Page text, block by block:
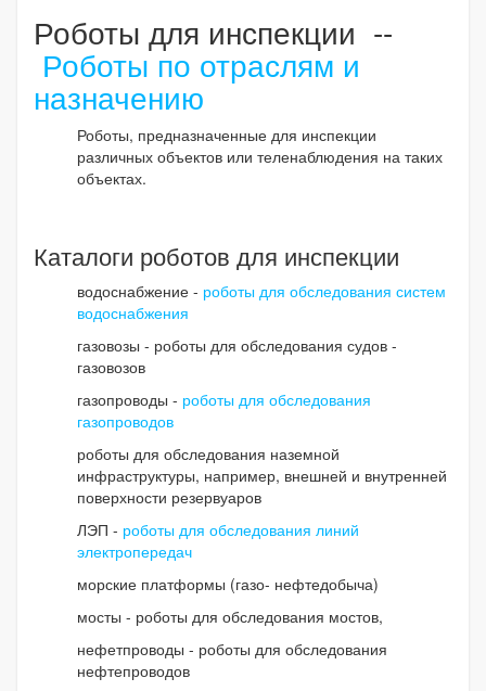
Роботы для инспекции --
Роботы по отраслям и
назначению
Роботы, предназначенные для инспекции
различных объектов или теленаблюдения на таких
объектах.
Каталоги роботов для инспекции
водоснабжение - роботы для обследования систем
водоснабжения
газовозы - роботы для обследования судов -
газовозов
газопроводы - роботы для обследования
газопроводов
роботы для обследования наземной
инфраструктуры, например, внешней и внутренней
поверхности резервуаров
ЛЭП - роботы для обследования линий
электропередач
морские платформы (газо- нефтедобыча)
мосты - роботы для обследования мостов,
нефетпроводы - роботы для обследования
нефтепроводов